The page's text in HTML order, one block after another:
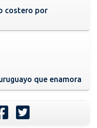
costero por
que enamora